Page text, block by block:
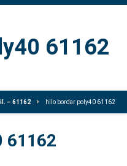
61162
– 61162 hilo bordar poly40 61162
61162